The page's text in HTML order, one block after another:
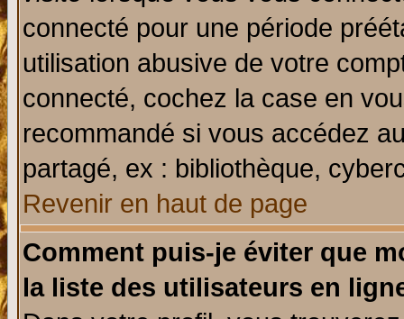
connecté pour une période
utilisation abusive de votre
connecté, cochez la case en
recommandé si vous accédez
partagé, ex : bibliothèque,
Revenir en haut de page
Comment puis-je éviter que
la liste des utilisateurs en